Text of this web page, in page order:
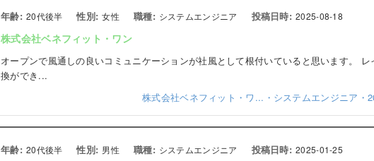
年齢: 20代後半 性別: 女性 職種: システムエンジニア 投稿日時: 2025-08-18
株式会社ベネフィット・ワン
オープンで風通しの良いコミュニケーションが社風として根付いていると思います。
換ができ...
株式会社ベネフィット・ワ...・システムエンジニア・
年齢: 20代後半 性別: 男性 職種: システムエンジニア 投稿日時: 2025-01-25